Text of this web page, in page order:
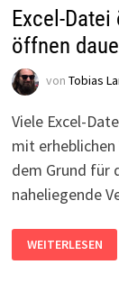
Excel-
öffnen
von Tobias
Viele Excel-
mit
dem Grund für
naheliegende
DATEI
ÖFFNET
WEITERLESEN